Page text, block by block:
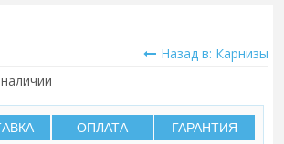
Назад в: Карнизы
ОПЛАТА ГАРАНТИЯ